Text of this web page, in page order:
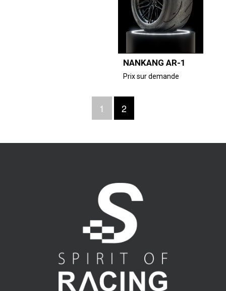
NANKANG AR-1
Prix sur demande
1 2